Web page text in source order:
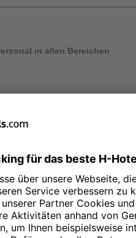
in allen Bereichen
für uns zu lesen, dass
hatten. Wir wissen Ihre
würden uns über einen weiteren
Hannover, Ihr Team von den H-
Manager West
sehr gute Auswahl beim